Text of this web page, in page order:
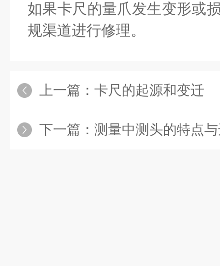
如果卡尺的量爪发生变形或
规渠道进行修理。
上一篇： 卡尺的起源和变迁
下一篇： 测量中测头的特点